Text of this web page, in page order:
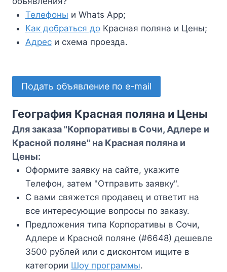
Телефоны и Whats App;
Как добраться доКрасная поляна и Цены;
Адреси схема проезда.
Подать объявление по e-mail
География Красная поляна и Цены
Для заказа "Корпоративы в Сочи, Адлере и
Красной поляне" на Красная поляна и
Цены:
Оформите заявку на сайте, укажите
Телефон, затем "Отправить заявку".
С вами свяжется продавец и ответит на
все интересующие вопросы по заказу.
Предложения типа Корпоративы в Сочи,
Адлере и Красной поляне (#6648) дешевле
3500 рублей или с дисконтом ищите в
категории Шоу программы.